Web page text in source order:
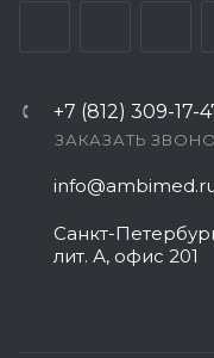
+7 (812) 309-17-
ЗАКАЗАТЬ
Санкт-
лит. А, офис 201